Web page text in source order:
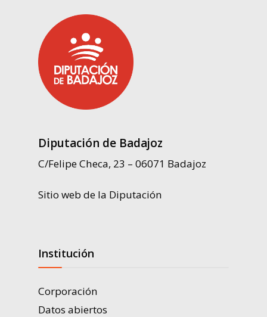
Diputación de Badajoz
C/Felipe Checa, 23 – 06071 Badajoz
Sitio web de la Diputación
Institución
Corporación
Datos abiertos